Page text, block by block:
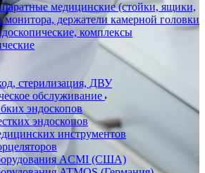
медицинские (стойки, ящики,
монитора, держатели камерной головки
комплексы
стерилизация, ДВУ
обслуживание
эндоскопов
эндоскопов
инструментов
ACMI (США)